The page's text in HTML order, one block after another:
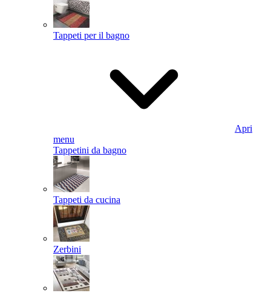
Tappeti per il bagno
Apri
menu
Tappetini da bagno
Tappeti da cucina
Zerbini